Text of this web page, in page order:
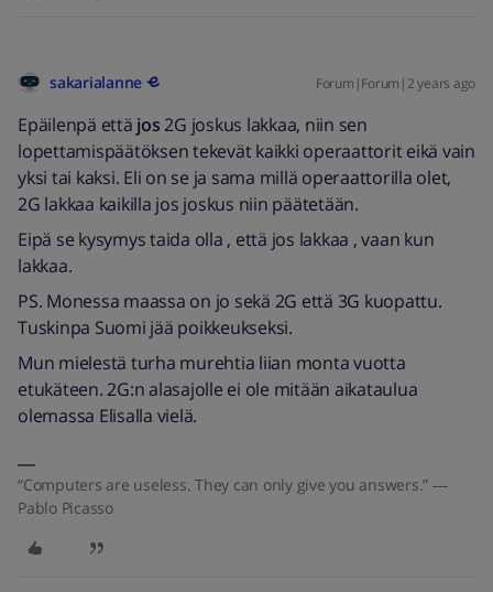
sakarialanne Forum|Forum|2 years ago
Epäilenpä että jos2G joskus lakkaa, niin sen
lopettamispäätöksen tekevät kaikki operaattorit eikä vain
yksi tai kaksi. Eli on se ja sama millä operaattorilla olet,
2G lakkaa kaikilla jos joskus niin päätetään.
Eipä se kysymys taida olla , että jos lakkaa , vaan kun
lakkaa.
PS. Monessa maassa on jo sekä 2G että 3G kuopattu.
Tuskinpa Suomi jää poikkeukseksi.
Mun mielestä turha murehtia liian monta vuotta
etukäteen. 2G:n alasajolle ei ole mitään aikataulua
olemassa Elisalla vielä.
“Computers are useless. They can only give you answers.” ―
Pablo Picasso